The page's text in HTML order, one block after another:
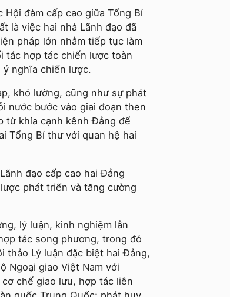
đàm cấp cao giữa Tổng Bí
là việc hai nhà Lãnh đạo đã
pháp lớn nhằm tiếp tục làm
tác hợp tác chiến lược toàn
ý nghĩa chiến lược.
khó lường, cũng như sự phát
nước bước vào giai đoạn then
từ khía cạnh kênh Đảng để
Tổng Bí thư với quan hệ hai
đạo cấp cao hai Đảng
phát triển và tăng cường
lý luận, kinh nghiệm lẫn
tác song phương, trong đó
thảo Lý luận đặc biệt hai Đảng,
Ngoại giao Việt Nam với
chế giao lưu, hợp tác liên